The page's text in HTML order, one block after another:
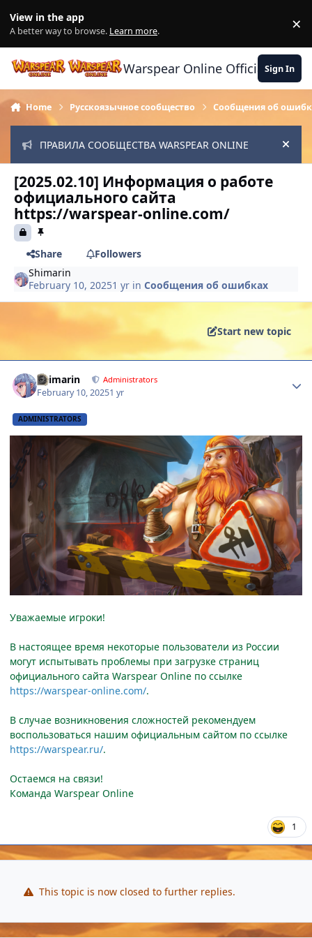
View in the app
A better way to browse. Learn more. ×
Warspear Online Official Forum
Sign In
Home Русскоязычное сообщество Сообщения об
ПРАВИЛА СООБЩЕСТВА WARSPEAR ONLINE Hide
[2025.02.10] Информация о работе
официального сайта
https://warspear-online.com/
Share
Followers
Shimarin
February 10, 20251 yr in Сообщения об ошибках
Start new topic
Shimarin Administrators
February 10, 20251 yr
ADMINISTRATORS
Уважаемые игроки!
В настоящее время некоторые пользователи из России
могут испытывать проблемы при загрузке страниц
официального сайта Warspear Online по ссылке
https://warspear-online.com/.
В случае возникновения сложностей рекомендуем
воспользоваться нашим официальным сайтом по ссылке
https://warspear.ru/.
Остаемся на связи!
Команда Warspear Online
1
This topic is now closed to further replies.